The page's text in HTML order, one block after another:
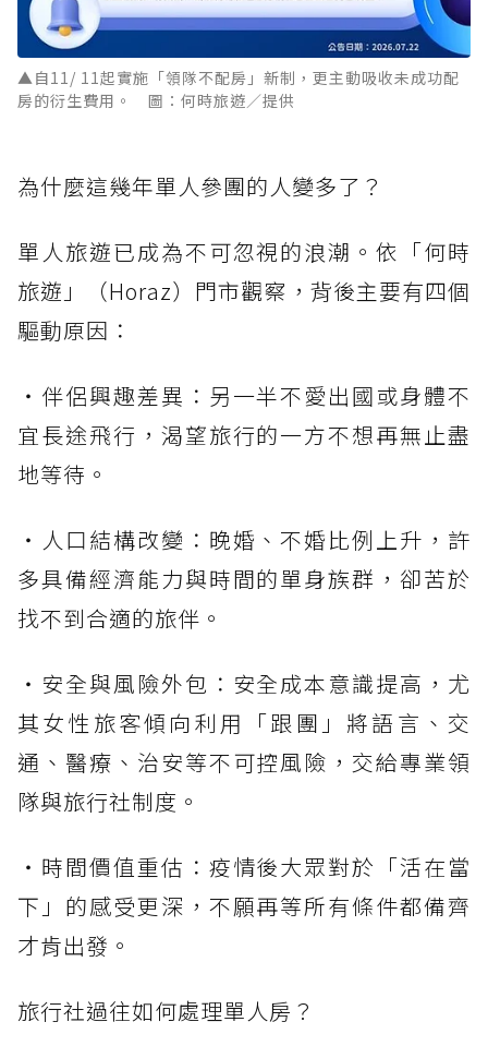
▲自11/ 11起實施「領隊不配房」新制，更主動吸收未成功配
房的衍生費用。 圖：何時旅遊／提供
為什麼這幾年單人參團的人變多了？
單人旅遊已成為不可忽視的浪潮。依「何時
旅遊」（Horaz）門市觀察，背後主要有四個
驅動原因：
・伴侶興趣差異：另一半不愛出國或身體不
宜長途飛行，渴望旅行的一方不想再無止盡
地等待。
・人口結構改變：晚婚、不婚比例上升，許
多具備經濟能力與時間的單身族群，卻苦於
找不到合適的旅伴。
・安全與風險外包：安全成本意識提高，尤
其女性旅客傾向利用「跟團」將語言、交
通、醫療、治安等不可控風險，交給專業領
隊與旅行社制度。
・時間價值重估：疫情後大眾對於「活在當
下」的感受更深，不願再等所有條件都備齊
才肯出發。
旅行社過往如何處理單人房？